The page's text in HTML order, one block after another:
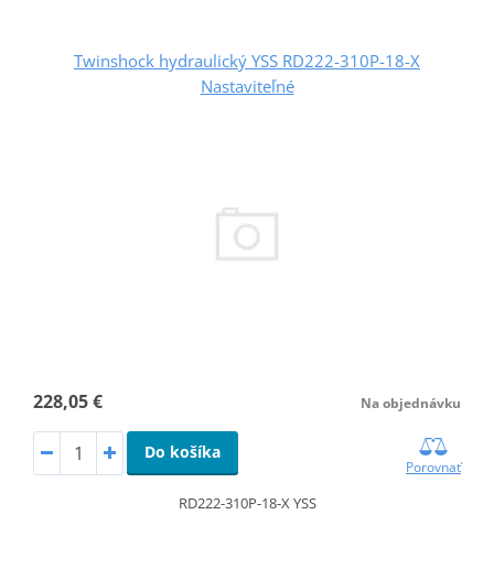
Twinshock hydraulický YSS RD222-310P-18-X
Nastaviteľné
228,05 € Na objednávku
Do košíka
Porovnať
RD222-310P-18-X YSS